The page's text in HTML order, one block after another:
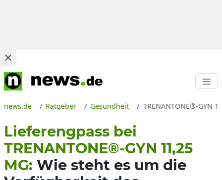
news.de Ratgeber Gesundheit TRENANTONE®-GYN
Lieferengpass bei
TRENANTONE®-GYN 11,25
MG: Wie steht es um die